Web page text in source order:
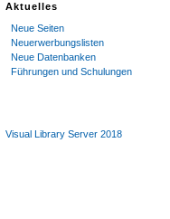
Aktuelles
Neue Seiten
Neuerwerbungslisten
Neue Datenbanken
Führungen und Schulungen
Visual Library Server 2018